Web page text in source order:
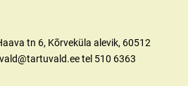
tn 6, Kõrveküla alevik, 60512
tel 510 6363